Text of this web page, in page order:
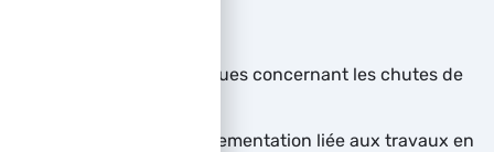
Étudier les statistiques concernant les chutes de
Comprendre la réglementation liée aux travaux en